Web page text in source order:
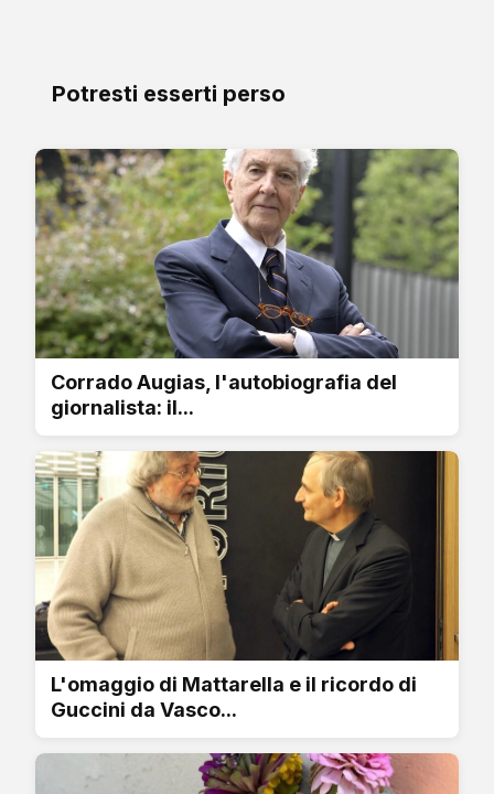
Potresti esserti perso
Corrado Augias, l'autobiografia del
giornalista: il...
L'omaggio di Mattarella e il ricordo di
Guccini da Vasco...